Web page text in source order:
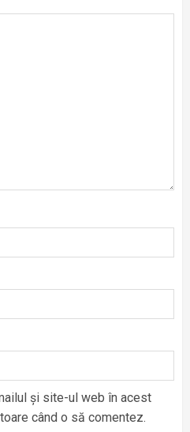
și site-ul web în acest
când o să comentez.